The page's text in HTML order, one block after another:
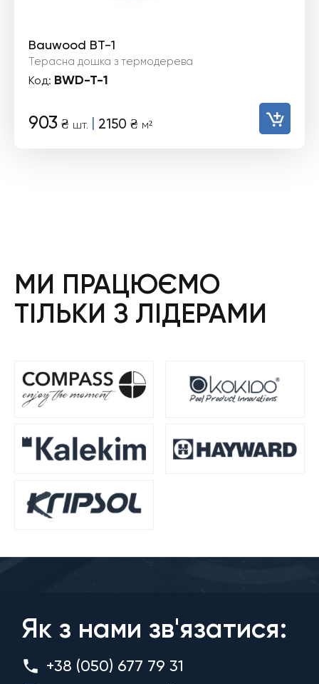
Bauwood BT-1
Терасна дошка з термодерева
Код: BWD-T-1
903 ₴ шт. | 2150 ₴ м²
МИ ПРАЦЮЄМО
ТІЛЬКИ З ЛІДЕРАМИ
Як з нами зв'язатися:
+38 (050) 677 79 31